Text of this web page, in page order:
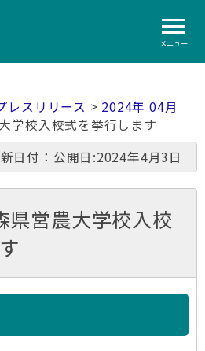
メニュー
レスリリース > 2024年 04月
学校入校式を挙行します
日付：公開日:2024年4月3日
県営農大学校入校